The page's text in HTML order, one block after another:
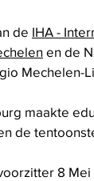
de IHA -
en de
Mechelen-
maakte
de
8